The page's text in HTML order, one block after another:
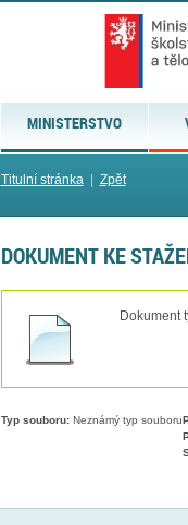
MINISTERSTVO
Titulní stránka| Zpět
DOKUMENT KE
Dokument
Typ souboru:Neznámý typ souboru